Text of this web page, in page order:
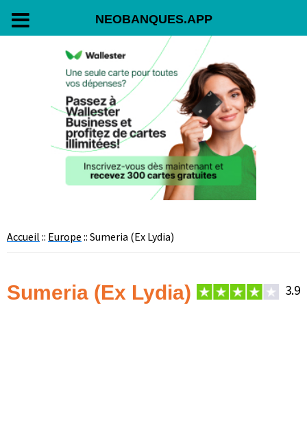
navigation
Accueil :: Europe :: Sumeria (Ex Lydia)
Sumeria (Ex Lydia) 3.9
NEOBANQUES.APP